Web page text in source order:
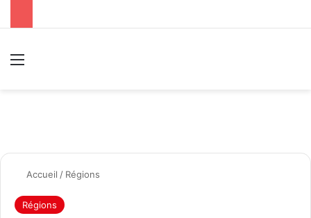
Accueil / Régions
Régions